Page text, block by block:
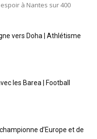
à Nantes sur 400
vers Doha | Athlétisme
les Barea | Football
d’Europe et de